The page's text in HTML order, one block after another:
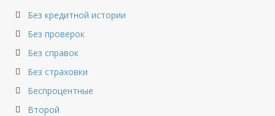
Без кредитной истории
Без проверок
Без справок
Без страховки
Беспроцентные
Второй